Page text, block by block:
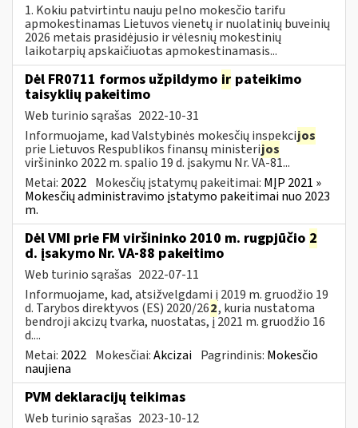
1. Kokiu patvirtintu nauju pelno mokesčio tarifu
apmokestinamas Lietuvos vienetų ir nuolatinių buveinių
2026 metais prasidėjusio ir vėlesnių mokestinių
laikotarpių apskaičiuotas apmokestinamasis...
Dėl FR0711 formos užpildymo ir pateikimo
taisyklių pakeitimo
Web turinio sąrašas 2022-10-31
Informuojame, kad Valstybinės mokesčių inspekcijos
prie Lietuvos Respublikos finansų ministerijos
viršininko 2022 m. spalio 19 d. įsakymu Nr. VA-81...
Metai: 2022 Mokesčių įstatymų pakeitimai: MĮP 2021 »
Mokesčių administravimo įstatymo pakeitimai nuo 2023
m.
Dėl VMI prie FM viršininko 2010 m. rugpjūčio 2
d. įsakymo Nr. VA-88 pakeitimo
Web turinio sąrašas 2022-07-11
Informuojame, kad, atsižvelgdami į 2019 m. gruodžio 19
d. Tarybos direktyvos (ES) 2020/262, kuria nustatoma
bendroji akcizų tvarka, nuostatas, į 2021 m. gruodžio 16
d....
Metai: 2022 Mokesčiai:Akcizai Pagrindinis: Mokesčio
naujiena
PVM deklaracijų teikimas
Web turinio sąrašas 2023-10-12